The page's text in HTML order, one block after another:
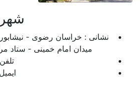
نشانی : خراسان رضوی -
میدان امام خمینی - ستاد